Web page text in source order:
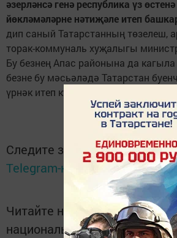
әзерләнсә генә республика үзөстенә
йөкләмәләрне нәтиҗәле итеп
дип саный Татарстанның төзелеш,
торак-коммуналь хуҗалыгы
Бу безнең Апас районына да
безне бу мәсьәләдә Татарстан
үрнәк итеп куялар.
Следите за самым важным
Telegram-канале Татмедиа
Читайте новости Татарстана
национальном